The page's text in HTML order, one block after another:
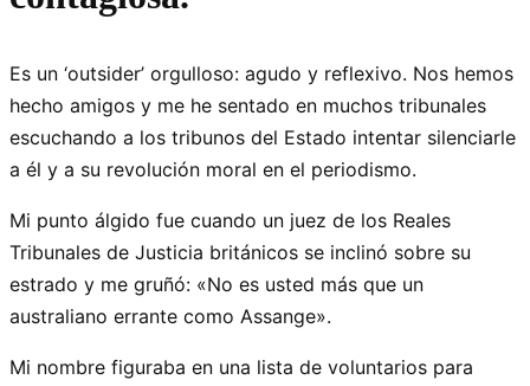
Es un ‘outsider’ orgulloso: agudo y reflexivo. Nos hemos
hecho amigos y me he sentado en muchos tribunales
escuchando a los tribunos del Estado intentar silenciarle
a él y a su revolución moral en el periodismo.
Mi punto álgido fue cuando un juez de los Reales
Tribunales de Justicia británicos se inclinó sobre su
estrado y me gruñó: «No es usted más que un
australiano errante como Assange».
Mi nombre figuraba en una lista de voluntarios para